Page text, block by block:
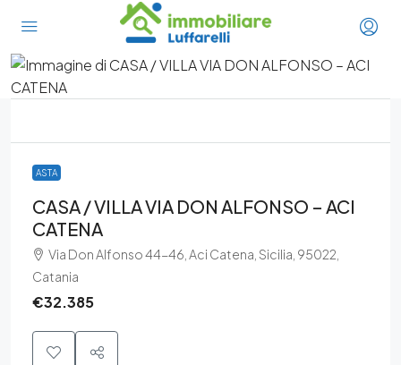
ASTA
CASA / VILLA VIA DON ALFONSO – ACI
CATENA
Via Don Alfonso 44-46, Aci Catena, Sicilia, 95022,
Catania
€32.385